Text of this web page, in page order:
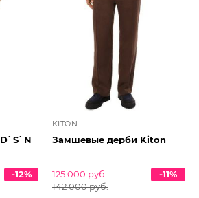
-12%
KITON
Замшевые дерби Kiton
125 000 руб.
142 000 руб.
-11%